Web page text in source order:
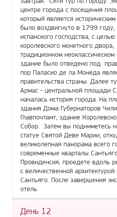
центре города с посещения
который является
было воздвигнуто в 1799
испанского господства, с
королевского монетного
традиционном
здание было отведено под
пор Паласио де ла Монеда
правительства страны. Далее
Армас - центральной площади
началась история города. На
здания Дома Губернаторов
Главпочтамт, здание
Собор. Затем вы подниметесь
статуе Святой Деве Марии,
великолепная панорама всего
современные кварталы
Провиденсия, проедете вдоль
с величественной
Сантьяго. После завершения
отель.
День 12